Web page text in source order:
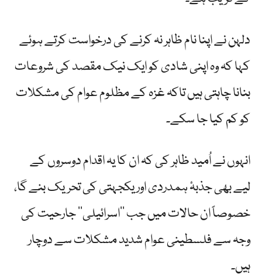
دلہن نے اپنا نام ظاہر نہ کرنے کی درخواست کرتے ہوئے
کہا کہ وہ اپنی شادی کو ایک نیک مقصد کی شروعات
بنانا چاہتی ہیں تاکہ غزہ کے مظلوم عوام کی مشکلات
کو کم کیا جا سکے۔
انہوں نے اُمید ظاہر کی کہ ان کا یہ اقدام دوسروں کے
لیے بھی جذبۂ ہمدردی اور یکجہتی کی تحریک بنے گا،
خصوصاً ان حالات میں جب ’’اسرائیلی‘‘ جارحیت کی
وجہ سے فلسطینی عوام شدید مشکلات سے دوچار
ہیں۔